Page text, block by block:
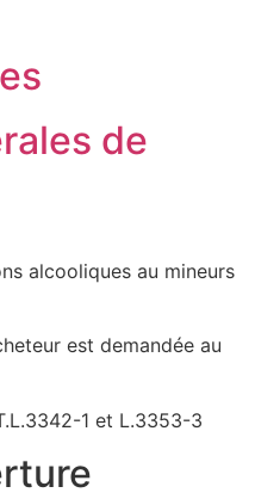
de
alcooliques au mineurs
est demandée au
1 et L.3353-3